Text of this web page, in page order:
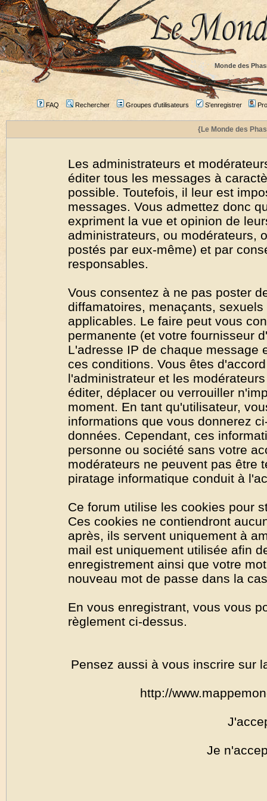
Monde des
FAQ Rechercher Groupes d'utilisateurs S'enregistrer
{Le Monde des
Les administrateurs et
éditer tous les messages à
possible. Toutefois, il leur est
messages. Vous admettez donc
expriment la vue et opinion de
administrateurs, ou modérateurs,
postés par eux-même) et par
responsables.
Vous consentez à ne pas poster
diffamatoires, menaçants,
applicables. Le faire peut vous
permanente (et votre fournisseur
L'adresse IP de chaque message
ces conditions. Vous êtes
l'administrateur et les
éditer, déplacer ou verrouiller
moment. En tant qu'utilisateur,
informations que vous donnerez
données. Cependant, ces
personne ou société sans votre
modérateurs ne peuvent pas être
piratage informatique conduit à
Ce forum utilise les cookies pour
Ces cookies ne contiendront
après, ils servent uniquement à
mail est uniquement utilisée afin
enregistrement ainsi que votre
nouveau mot de passe dans la
En vous enregistrant, vous vous
règlement ci-dessus.
Pensez aussi à vous inscrire sur
http://
Je